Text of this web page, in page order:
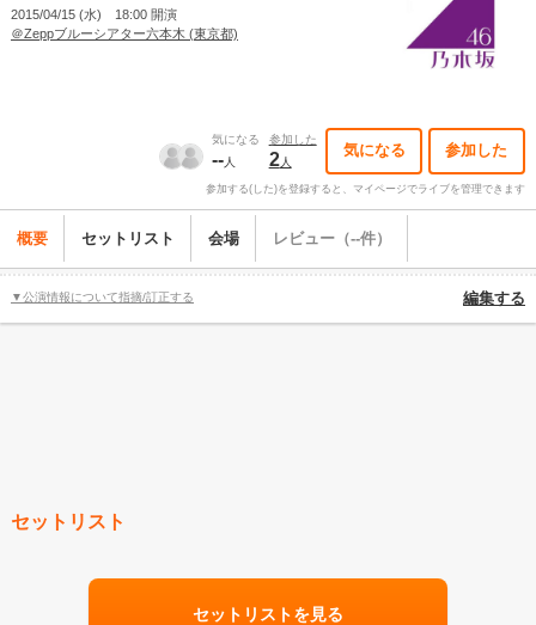
2015/04/15 (水) 18:00 開演
＠Zeppブルーシアター六本木 (東京都)
気になる
--人
参加した
2人
気になる 参加した
参加する(した)を登録すると、マイページでライブを管理できます
概要 セットリスト 会場 レビュー（--件）
▼公演情報について指摘/訂正する 編集する
セットリスト
セットリストを見る